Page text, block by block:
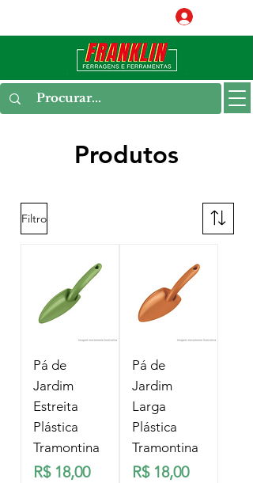
Produtos
Filtro
Pá de
Jardim
Estreita
Plástica
Tramontina
Preço
R$ 18,00
Pá de
Jardim
Larga
Plástica
Tramontina
Preço
R$ 18,00